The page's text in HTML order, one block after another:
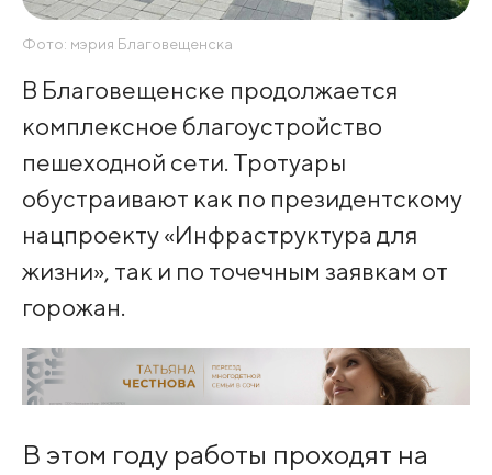
Фото: мэрия Благовещенска
В Благовещенске продолжается
комплексное благоустройство
пешеходной сети. Тротуары
обустраивают как по президентскому
нацпроекту «Инфраструктура для
жизни», так и по точечным заявкам от
горожан.
В этом году работы проходят на